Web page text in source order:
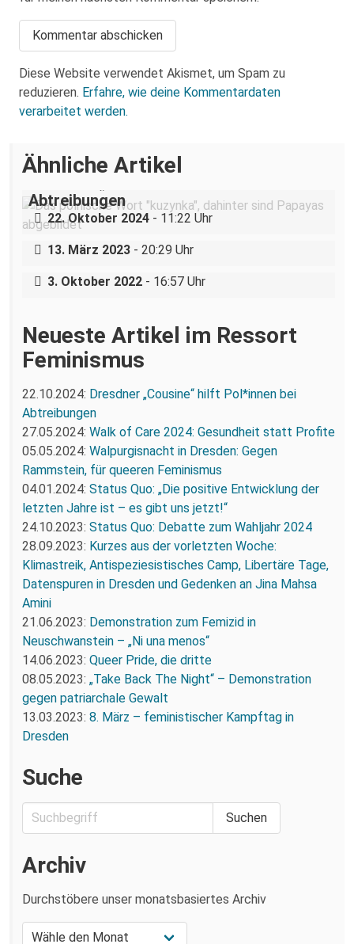
Diese Website verwendet Akismet, um Spam zu
reduzieren. Erfahre, wie deine Kommentardaten
verarbeitet werden.
Ähnliche Artikel
Abtreibungen
22. Oktober 2024 - 11:22 Uhr
8. März – feministischer Kampftag in
Dresden
13. März 2023 - 20:29 Uhr
„Schwangerschaftsabbruch: Unser
Recht, unsere Entscheidung!“ –
Demonstration zum internationalen Safe
3. Oktober 2022 - 16:57 Uhr
Neueste Artikel im Ressort
Feminismus
22.10.2024: Dresdner „Cousine“ hilft Pol*innen bei
Abtreibungen
27.05.2024: Walk of Care 2024: Gesundheit statt Profite
05.05.2024: Walpurgisnacht in Dresden: Gegen
Rammstein, für queeren Feminismus
04.01.2024: Status Quo: „Die positive Entwicklung der
letzten Jahre ist – es gibt uns jetzt!“
24.10.2023: Status Quo: Debatte zum Wahljahr 2024
28.09.2023: Kurzes aus der vorletzten Woche:
Klimastreik, Antispeziesistisches Camp, Libertäre Tage,
Datenspuren in Dresden und Gedenken an Jina Mahsa
Amini
21.06.2023: Demonstration zum Femizid in
Neuschwanstein – „Ni una menos“
14.06.2023: Queer Pride, die dritte
08.05.2023: „Take Back The Night“ – Demonstration
gegen patriarchale Gewalt
13.03.2023: 8. März – feministischer Kampftag in
Dresden
Suche
Archiv
Durchstöbere unser monatsbasiertes Archiv